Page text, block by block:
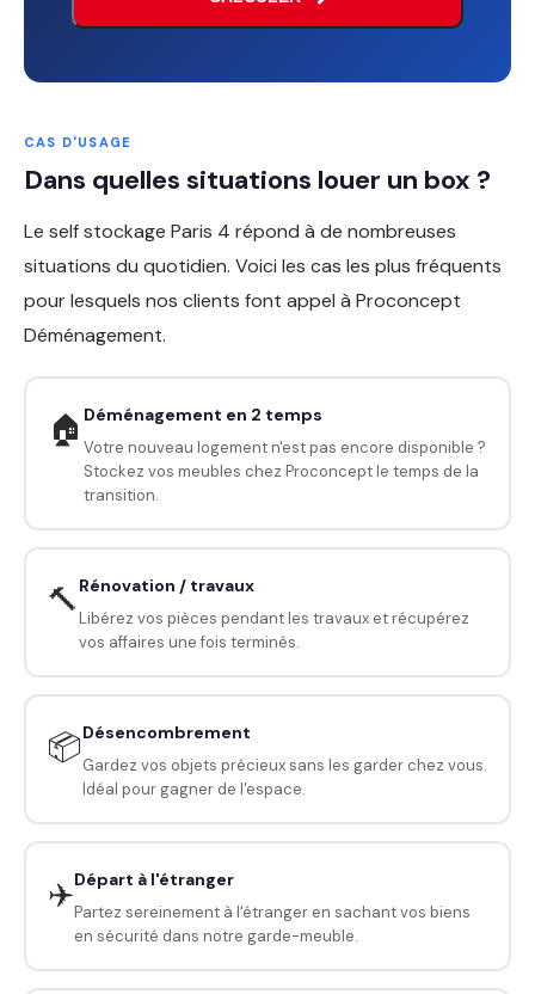
CAS D'USAGE
Dans quelles situations louer un box ?
Le self stockage Paris 4 répond à de nombreuses
situations du quotidien. Voici les cas les plus fréquents
pour lesquels nos clients font appel à Proconcept
Déménagement.
🏠 Déménagement en 2 temps
Votre nouveau logement n'est pas encore disponible ?
Stockez vos meubles chez Proconcept le temps de la
transition.
🔨 Rénovation / travaux
Libérez vos pièces pendant les travaux et récupérez
vos affaires une fois terminés.
📦Désencombrement
Gardez vos objets précieux sans les garder chez vous.
Idéal pour gagner de l'espace.
✈️Départ à l'étranger
Partez sereinement à l'étranger en sachant vos biens
en sécurité dans notre garde-meuble.